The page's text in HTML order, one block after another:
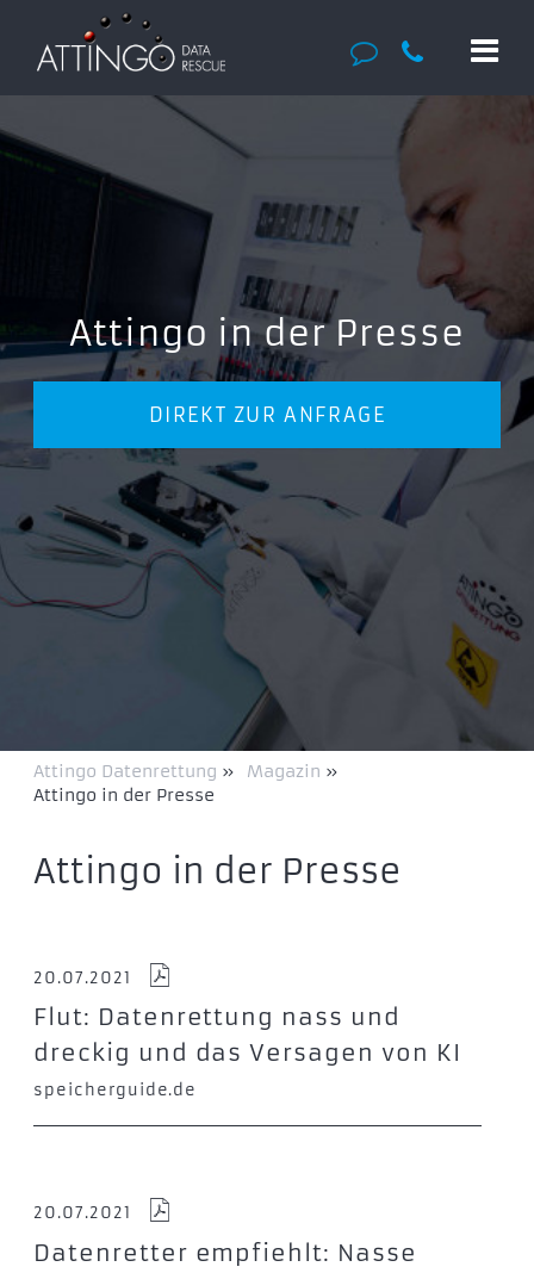
Attingo in der Presse
DIREKT ZUR ANFRAGE
Attingo Datenrettung » Magazin »
Attingo in der Presse
Attingo in der Presse
20.07.2021
Flut: Datenrettung nass und
dreckig und das Versagen von KI
speicherguide.de
20.07.2021
Datenretter empfiehlt: Nasse